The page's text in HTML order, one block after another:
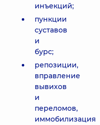
инъекций;
пункции
суставов
и
бурс;
репозиции,
вправление
вывихов
и
переломов,
иммобилизация